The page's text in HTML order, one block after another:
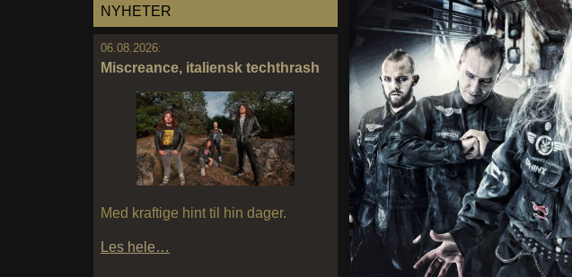
NYHETER
06.08.2026:
Miscreance, italiensk techthrash
Med kraftige hint til hin dager.
Les hele…